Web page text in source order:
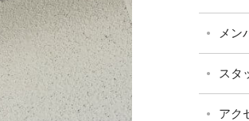
メン
スタ
アク